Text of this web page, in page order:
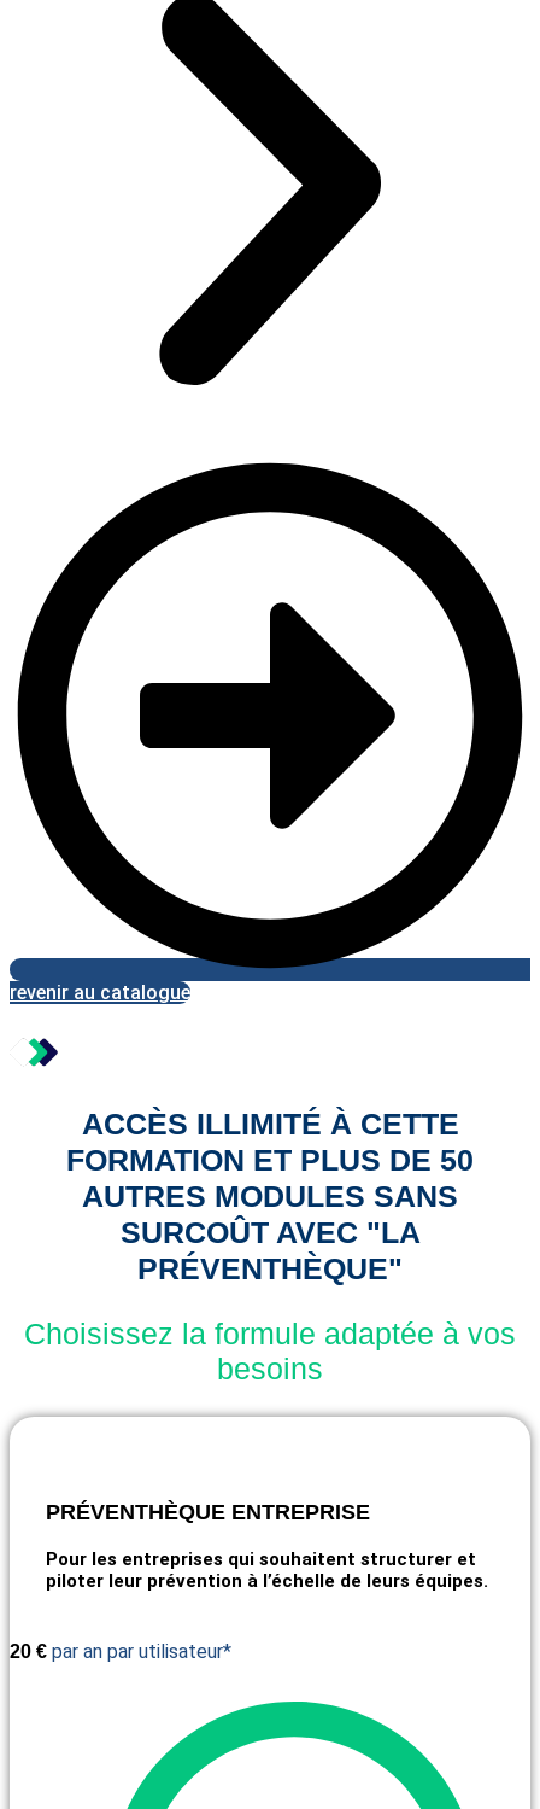
revenir au catalogue
ACCÈS ILLIMITÉ À CETTE
FORMATION ET PLUS DE 50
AUTRES MODULES SANS
SURCOÛT AVEC "LA
PRÉVENTHÈQUE"
Choisissez la formule adaptée à vos
besoins
PRÉVENTHÈQUE ENTREPRISE
Pour les entreprises qui souhaitent structurer et
piloter leur prévention à l’échelle de leurs équipes.
20 € par an par utilisateur*